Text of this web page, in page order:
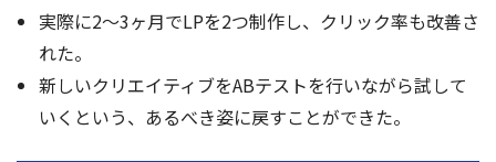
実際に2〜3ヶ月でLPを2つ制作し、クリック率も改善さ
れた。
新しいクリエイティブをABテストを行いながら試して
いくという、あるべき姿に戻すことができた。